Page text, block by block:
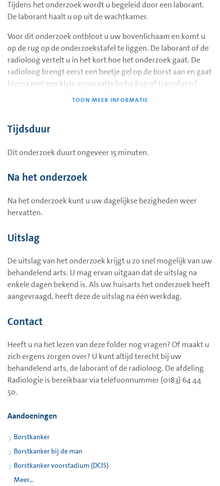
Tijdens het onderzoek wordt u begeleid door een laborant.
De laborant haalt u op uit de wachtkamer.
Voor dit onderzoek ontbloot u uw bovenlichaam en komt u
op de rug op de onderzoekstafel te liggen. De laborant of de
radioloog vertelt u in het kort hoe het onderzoek gaat. De
radioloog brengt eerst een beetje gel op de borst aan en gaat
hierna met een klein apparaatje (echo kop of transducer)
Tijdsduur
Dit onderzoek duurt ongeveer 15 minuten.
Na het onderzoek
Na het onderzoek kunt u uw dagelijkse bezigheden weer
hervatten.
Uitslag
De uitslag van het onderzoek krijgt u zo snel mogelijk van uw
behandelend arts. U mag ervan uitgaan dat de uitslag na
enkele dagen bekend is. Als uw huisarts het onderzoek heeft
aangevraagd, heeft deze de uitslag na één werkdag.
Contact
Heeft u na het lezen van deze folder nog vragen? Of maakt u
zich ergens zorgen over? U kunt altijd terecht bij uw
behandelend arts, de laborant of de radioloog. De afdeling
Radiologie is bereikbaar via telefoonnummer (0183) 64 44
50.
Aandoeningen
Borstkanker
Borstkanker bij de man
Borstkanker voorstadium (DCIS)
Meer...